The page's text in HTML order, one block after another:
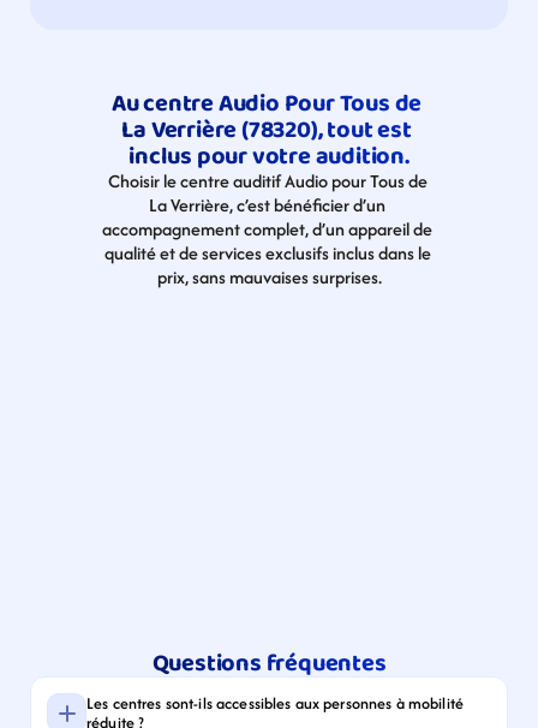
Au centre Audio Pour Tous de
La Verrière (78320), tout est
inclus pour votre audition.
Choisir le centre auditif Audio pour Tous de
La Verrière, c’est bénéficier d’un
accompagnement complet, d’un appareil de
qualité et de services exclusifs inclus dans le
prix, sans mauvaises surprises.
Questions fréquentes
Les centres sont-ils accessibles aux personnes à mobilité
réduite ?